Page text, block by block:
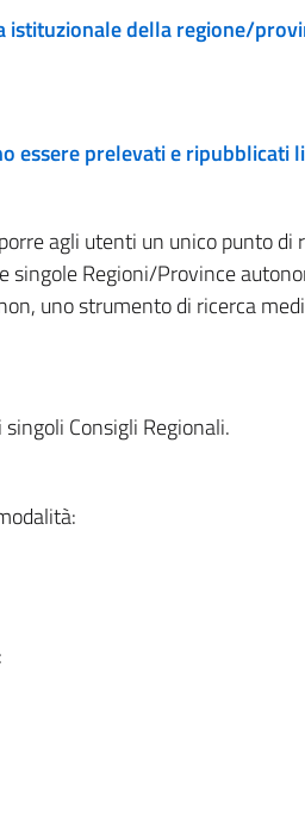
della regione/
essere prelevati e ripubblicati
agli utenti un unico punto
Regioni/Province
uno strumento di ricerca
Consigli Regionali.